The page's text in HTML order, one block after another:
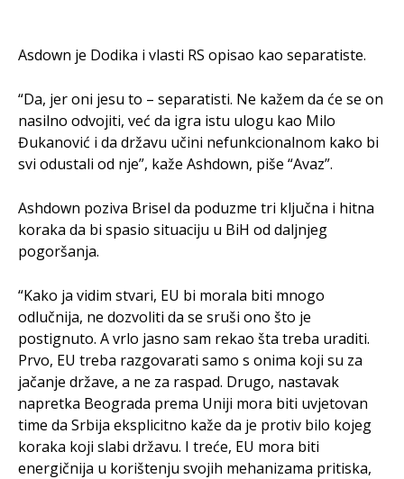
Asdown je Dodika i vlasti RS opisao kao separatiste.
“Da, jer oni jesu to – separatisti. Ne kažem da će se on
nasilno odvojiti, već da igra istu ulogu kao Milo
Đukanović i da državu učini nefunkcionalnom kako bi
svi odustali od nje”, kaže Ashdown, piše “Avaz”.
Ashdown poziva Brisel da poduzme tri ključna i hitna
koraka da bi spasio situaciju u BiH od daljnjeg
pogoršanja.
“Kako ja vidim stvari, EU bi morala biti mnogo
odlučnija, ne dozvoliti da se sruši ono što je
postignuto. A vrlo jasno sam rekao šta treba uraditi.
Prvo, EU treba razgovarati samo s onima koji su za
jačanje države, a ne za raspad. Drugo, nastavak
napretka Beograda prema Uniji mora biti uvjetovan
time da Srbija eksplicitno kaže da je protiv bilo kojeg
koraka koji slabi državu. I treće, EU mora biti
energičnija u korištenju svojih mehanizama pritiska,